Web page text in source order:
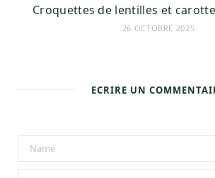
Croquettes de lentilles et
26 OCTOBRE 2025
ECRIRE UN